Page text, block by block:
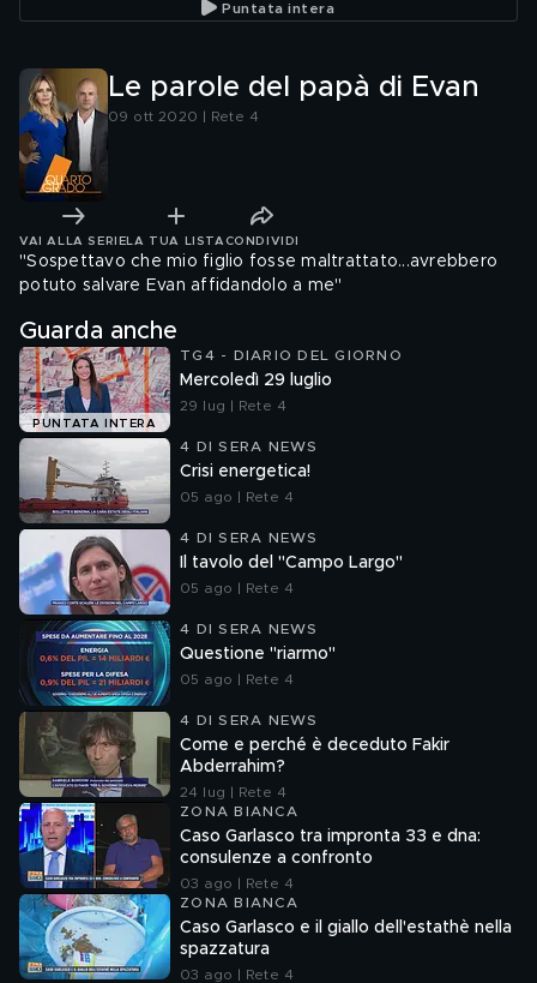
Puntata intera
Le parole del papà di Evan
09 ott 2020 | Rete 4
VAI ALLA SERIE LA TUA LISTA CONDIVIDI
"Sospettavo che mio figlio fosse maltrattato...avrebbero
potuto salvare Evan affidandolo a me"
Guarda anche
PUNTATA INTERA
TG4 - DIARIO DEL GIORNO
Mercoledì 29 luglio
29 lug | Rete 4
4 DI SERA NEWS
Crisi energetica!
05 ago | Rete 4
4 DI SERA NEWS
Il tavolo del "Campo Largo"
05 ago | Rete 4
4 DI SERA NEWS
Questione "riarmo"
05 ago | Rete 4
4 DI SERA NEWS
Come e perché è deceduto Fakir
Abderrahim?
24 lug | Rete 4
ZONA BIANCA
Caso Garlasco tra impronta 33 e dna:
consulenze a confronto
03 ago | Rete 4
ZONA BIANCA
Caso Garlasco e il giallo dell'estathè nella
spazzatura
03 ago | Rete 4